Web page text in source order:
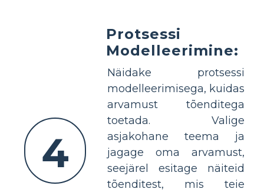
4
Protsessi
Modelleerimine:
Näidake protsessi
modelleerimisega, kuidas
arvamust tõenditega
toetada. Valige
asjakohane teema ja
jagage oma arvamust,
seejärel esitage näiteid
tõenditest, mis teie